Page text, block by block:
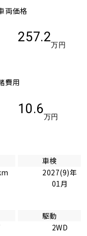
両価格
257.2
万円
費用
10.6
万円
車検
2027(9)年
01月
駆動
2WD